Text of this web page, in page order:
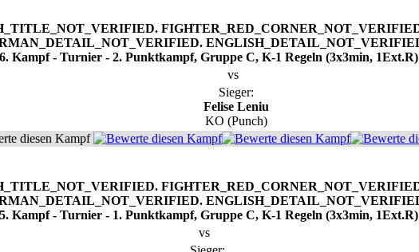
6. Kampf - Turnier - 2. Punktkampf, Gruppe C, K-1 Regeln (3x3min, 1Ext.R)
vs
Sieger:
Felise Leniu
KO (Punch)
diesen Kampf
5. Kampf - Turnier - 1. Punktkampf, Gruppe C, K-1 Regeln (3x3min, 1Ext.R)
vs